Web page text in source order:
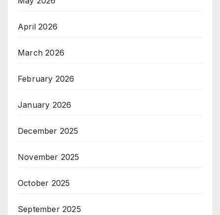
April 2026
March 2026
February 2026
January 2026
December 2025
November 2025
October 2025
September 2025